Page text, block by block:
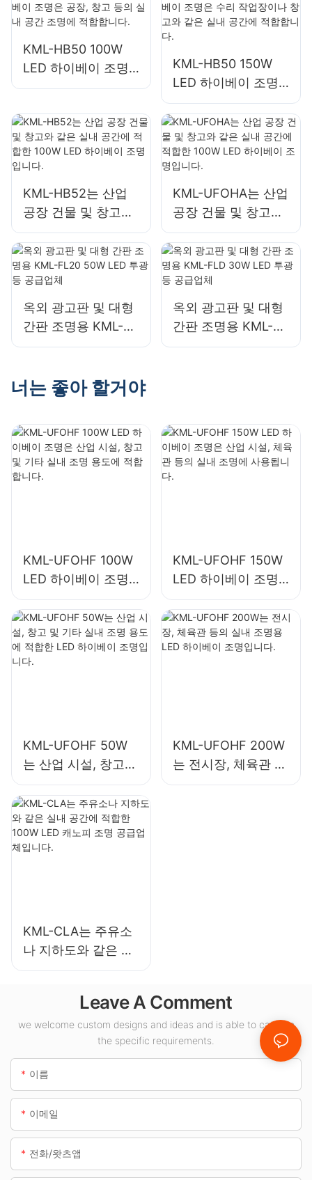
합합니다.
합합니다.
KML-HB50 100W
LED 하이베이 조명
은 공장, 창고 등의
합합니다.
KML-HB50 150W
LED 하이베이 조명
은 수리 작업장이나
창고와 같은 실내 공
간에 적합합니다.
KML-HB52는 산업
공장 건물 및 창고와
같은 실내 공간에 적
합한 100W LED 하
이베이 조명입니다.
KML-UFOHA는 산업
공장 건물 및 창고와
같은 실내 공간에 적
합한 100W LED 하
이베이 조명입니다.
옥외 광고판 및 대형
간판 조명용 KML-
FL20 50W LED 투광
옥외 광고판 및 대형
간판 조명용 KML-
FLD 30W LED 투광
너는 좋아 할거야
KML-UFOHF 100W
LED 하이베이 조명
은 산업 시설, 창고
및 기타 실내 조명 용
도에 적합합니다.
KML-UFOHF 150W
LED 하이베이 조명
은 산업 시설, 체육관
등의 실내 조명에 사
용됩니다.
KML-UFOHF 50W
는 산업 시설, 창고
및 기타 실내 조명 용
도에 적합한 LED 하
이베이 조명입니다.
KML-UFOHF 200W
는 전시장, 체육관 등
의 실내 조명용 LED
KML-CLA는 주유소
나 지하도와 같은 실
내 공간에 적합한
조명 공급업체입니
다.
Leave A Comment
we welcome custom designs and ideas and is able to cater to
the specific requirements.
이름
이메일
전화/왓츠앱